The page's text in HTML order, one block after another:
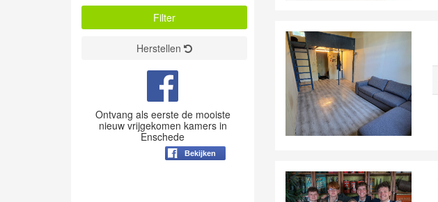
Herstellen
Ontvang als eerste de mooiste
nieuw vrijgekomen kamers in
Enschede
Bekijken